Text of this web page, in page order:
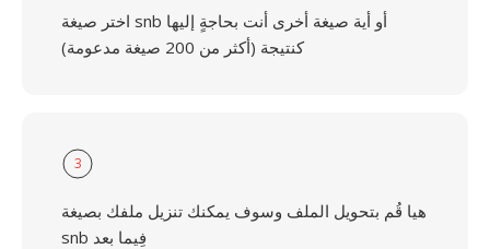
اختر صيغة snb أو أية صيغة أخرى أنت بحاجةٍ إليها
كنتيجة (أكثر من 200 صيغة مدعومة)
3
هيا قُم بتحويل الملف وسوف يمكنك تنزيل ملفك بصيغة
snb فِيما بعد